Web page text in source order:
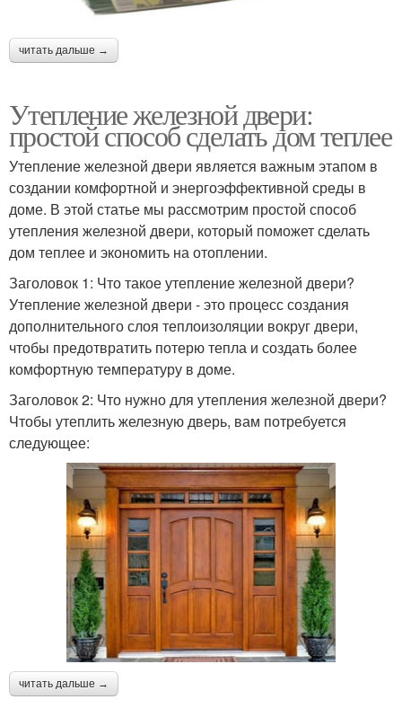
читать дальше →
Утепление железной двери:
простой способ сделать дом теплее
Утепление железной двери является важным этапом в
создании комфортной и энергоэффективной среды в
доме. В этой статье мы рассмотрим простой способ
утепления железной двери, который поможет сделать
дом теплее и экономить на отоплении.
Заголовок 1: Что такое утепление железной двери?
Утепление железной двери - это процесс создания
дополнительного слоя теплоизоляции вокруг двери,
чтобы предотвратить потерю тепла и создать более
комфортную температуру в доме.
Заголовок 2: Что нужно для утепления железной двери?
Чтобы утеплить железную дверь, вам потребуется
следующее:
читать дальше →